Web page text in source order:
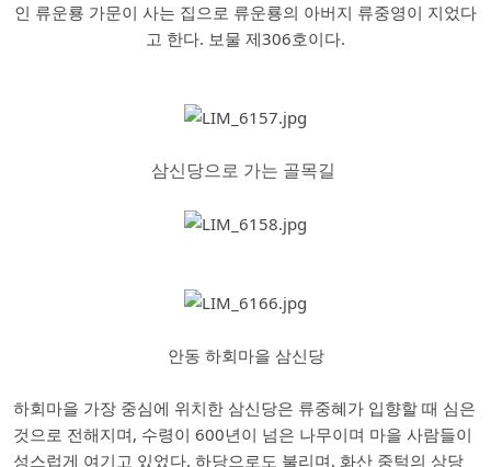
인 류운룡 가문이 사는 집으로 류운룡의 아버지 류중영이 지었다
고 한다. 보물 제306호이다.
삼신당으로 가는 골목길
안동 하회마을 삼신당
하회마을 가장 중심에 위치한 삼신당은 류중혜가 입향할 때 심은
것으로 전해지며, 수령이 600년이 넘은 나무이며 마을 사람들이
성스럽게 여기고 있었다. 하당으로도 불리며, 화산 중턱의 상당